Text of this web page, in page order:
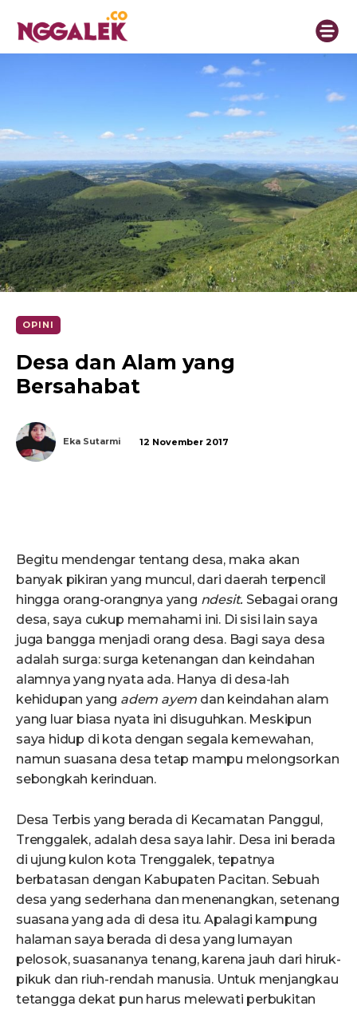
OPINI
Desa dan Alam yang
Bersahabat
Eka Sutarmi 12 November 2017
Begitu mendengar tentang desa, maka akan
banyak pikiran yang muncul, dari daerah terpencil
hingga orang-orangnya yang ndesit. Sebagai orang
desa, saya cukup memahami ini. Di sisi lain saya
juga bangga menjadi orang desa. Bagi saya desa
adalah surga: surga ketenangan dan keindahan
alamnya yang nyata ada. Hanya di desa-lah
kehidupan yang adem ayem dan keindahan alam
yang luar biasa nyata ini disuguhkan. Meskipun
saya hidup di kota dengan segala kemewahan,
namun suasana desa tetap mampu melongsorkan
sebongkah kerinduan.
Desa Terbis yang berada di Kecamatan Panggul,
Trenggalek, adalah desa saya lahir. Desa ini berada
di ujung kulon kota Trenggalek, tepatnya
berbatasan dengan Kabupaten Pacitan. Sebuah
desa yang sederhana dan menenangkan, setenang
suasana yang ada di desa itu. Apalagi kampung
halaman saya berada di desa yang lumayan
pelosok, suasananya tenang, karena jauh dari hiruk-
pikuk dan riuh-rendah manusia. Untuk menjangkau
tetangga dekat pun harus melewati perbukitan